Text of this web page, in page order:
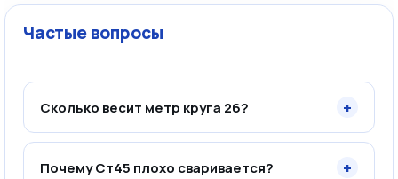
Частые вопросы
Сколько весит метр круга 26? +
Почему Ст45 плохо сваривается? +